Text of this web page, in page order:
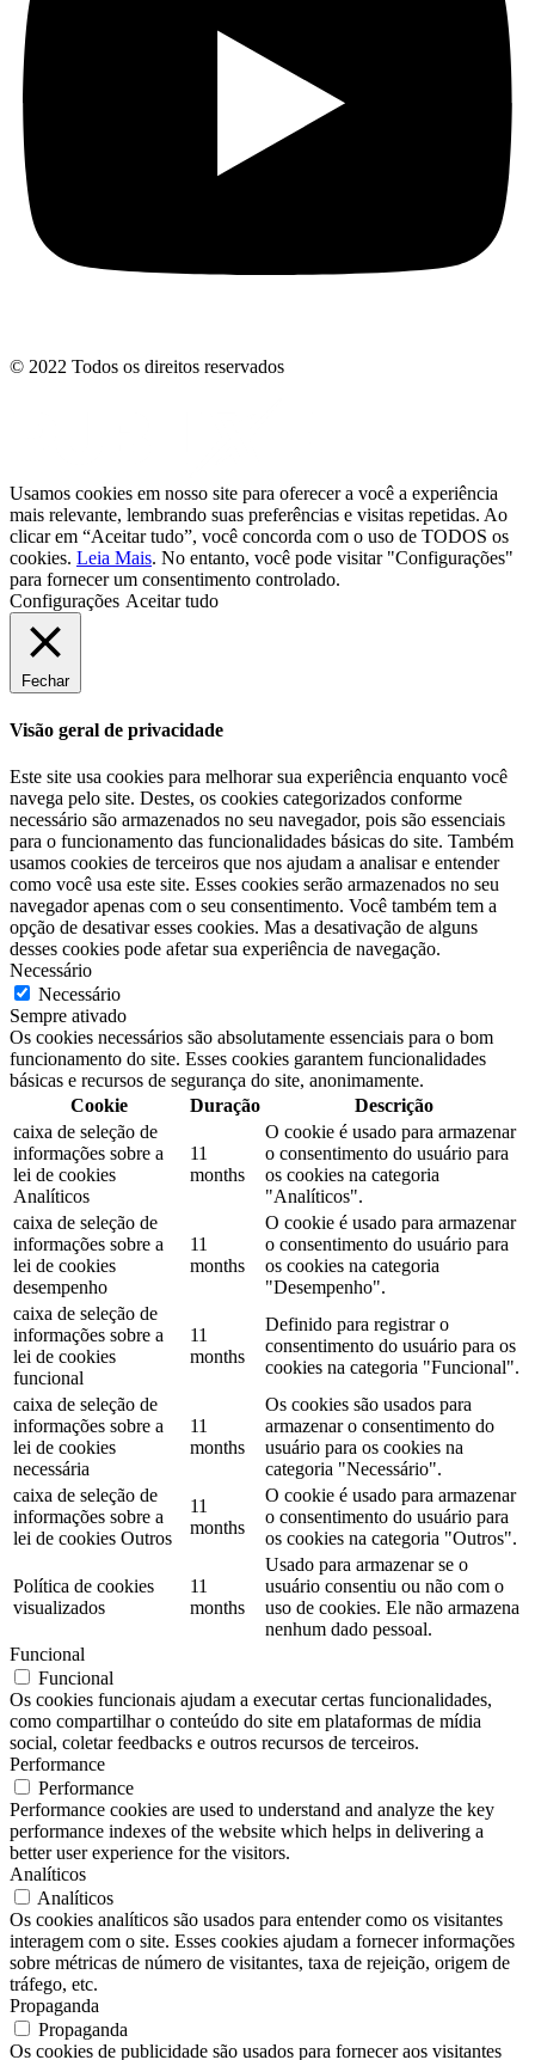
© 2022 Todos os direitos reservados
Usamos cookies em nosso site para oferecer a você a experiência
mais relevante, lembrando suas preferências e visitas repetidas. Ao
clicar em “Aceitar tudo”, você concorda com o uso de TODOS os
cookies. Leia Mais. No entanto, você pode visitar "Configurações"
para fornecer um consentimento controlado.
Configurações Aceitar tudo
Fechar
Visão geral de privacidade
Este site usa cookies para melhorar sua experiência enquanto você
navega pelo site. Destes, os cookies categorizados conforme
necessário são armazenados no seu navegador, pois são essenciais
para o funcionamento das funcionalidades básicas do site. Também
usamos cookies de terceiros que nos ajudam a analisar e entender
como você usa este site. Esses cookies serão armazenados no seu
navegador apenas com o seu consentimento. Você também tem a
opção de desativar esses cookies. Mas a desativação de alguns
desses cookies pode afetar sua experiência de navegação.
Necessário
Necessário
Sempre ativado
Os cookies necessários são absolutamente essenciais para o bom
funcionamento do site. Esses cookies garantem funcionalidades
básicas e recursos de segurança do site, anonimamente.
Cookie
Duração
Descrição
caixa de seleção de
informações sobre a
lei de cookies
Analíticos
11
months
O cookie é usado para armazenar
o consentimento do usuário para
os cookies na categoria
"Analíticos".
caixa de seleção de
informações sobre a
lei de cookies
desempenho
11
months
O cookie é usado para armazenar
o consentimento do usuário para
os cookies na categoria
"Desempenho".
caixa de seleção de
informações sobre a
lei de cookies
funcional
11
months
Definido para registrar o
consentimento do usuário para os
cookies na categoria "Funcional".
caixa de seleção de
informações sobre a
lei de cookies
necessária
11
months
Os cookies são usados ​​para
armazenar o consentimento do
usuário para os cookies na
categoria "Necessário".
caixa de seleção de
informações sobre a
lei de cookies Outros
11
months
O cookie é usado para armazenar
o consentimento do usuário para
os cookies na categoria "Outros".
Política de cookies
visualizados
11
months
Usado para armazenar se o
usuário consentiu ou não com o
uso de cookies. Ele não armazena
nenhum dado pessoal.
Funcional
Funcional
Os cookies funcionais ajudam a executar certas funcionalidades,
como compartilhar o conteúdo do site em plataformas de mídia
social, coletar feedbacks e outros recursos de terceiros.
Performance
Performance
Performance cookies are used to understand and analyze the key
performance indexes of the website which helps in delivering a
better user experience for the visitors.
Analíticos
Analíticos
Os cookies analíticos são usados ​​para entender como os visitantes
interagem com o site. Esses cookies ajudam a fornecer informações
sobre métricas de número de visitantes, taxa de rejeição, origem de
tráfego, etc.
Propaganda
Propaganda
Os cookies de publicidade são usados ​​para fornecer aos visitantes